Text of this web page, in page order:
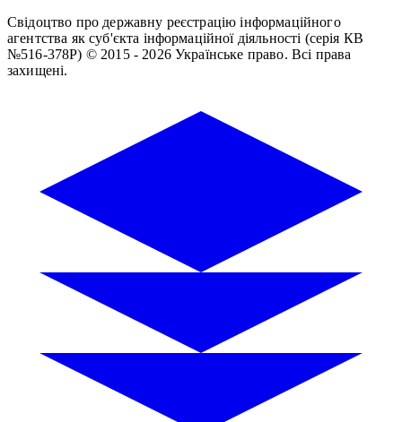
Свідоцтво про державну реєстрацію інформаційного
агентства як суб'єкта інформаційної діяльності (серія КВ
№516-378Р) © 2015 - 2026 Українське право. Всі права
захищені.